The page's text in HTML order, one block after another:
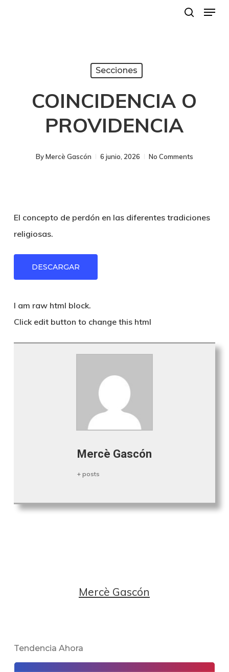
Menu
Secciones
COINCIDENCIA O
PROVIDENCIA
ByMercè Gascón 6 junio, 2026 No Comments
El concepto de perdón en las diferentes tradiciones
religiosas.
DESCARGAR
I am raw html block.
Click edit button to change this html
Mercè Gascón
+ posts
Mercè Gascón
Tendencia Ahora